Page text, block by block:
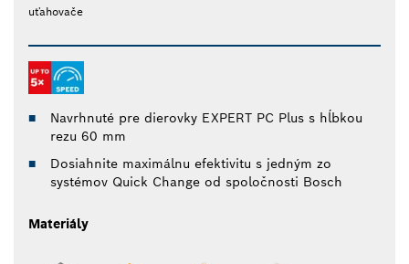
uťahovače
Navrhnuté pre dierovky EXPERT PC Plus s hĺbkou
rezu 60 mm
Dosiahnite maximálnu efektivitu s jedným zo
systémov Quick Change od spoločnosti Bosch
Materiály